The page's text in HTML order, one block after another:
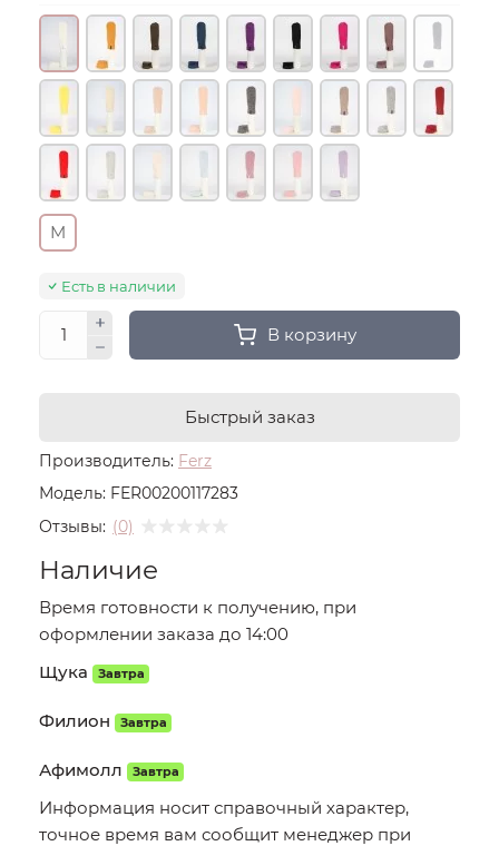
Производитель: Ferz
Модель: FER00200117283
Отзывы: (0)
M
Есть в наличии
В корзину
Быстрый заказ
Наличие
Время готовности к получению, при
оформлении заказа до 14:00
Щука
Завтра
Филион Завтра
Афимолл Завтра
Информация носит справочный характер,
точное время вам сообщит менеджер при